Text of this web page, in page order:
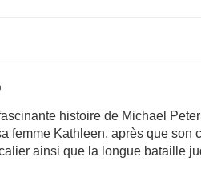
histoire de Michael
femme Kathleen, après que son
ainsi que la longue bataille